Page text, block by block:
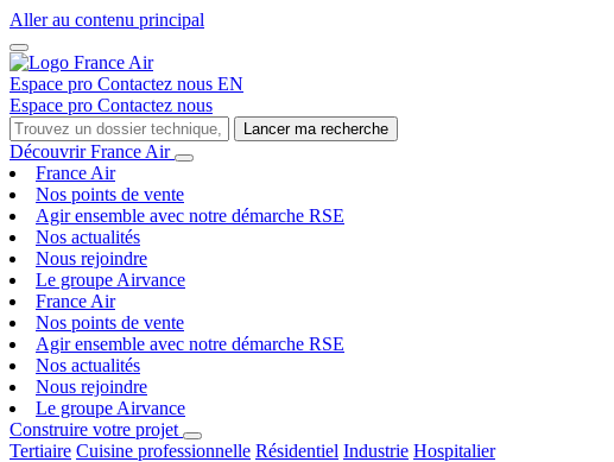
Aller au contenu principal
Espace pro Contactez nous EN
Espace pro Contactez nous
Lancer ma recherche
Découvrir France Air
France Air
Nos points de vente
Agir ensemble avec notre démarche RSE
Nos actualités
Nous rejoindre
Le groupe Airvance
France Air
Nos points de vente
Agir ensemble avec notre démarche RSE
Nos actualités
Nous rejoindre
Le groupe Airvance
Construire votre projet
Tertiaire Cuisine professionnelle Résidentiel Industrie Hospitalier